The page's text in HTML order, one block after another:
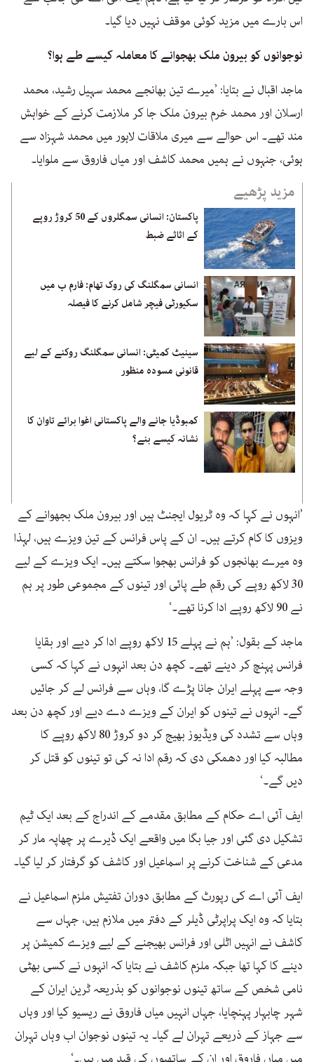
اس بارے میں مزید کوئی موقف نہیں دیا گیا۔
نوجوانوں کو بیرون ملک بھجوانے کا معاملہ کیسے طے ہوا؟
ماجد اقبال نے بتایا: ’میرے تین بھانجے محمد سہیل رشید، محمد
ارسلان اور محمد خرم بیرون ملک جا کر ملازمت کرنے کے خواہش
مند تھے۔ اس حوالے سے میری ملاقات لاہور میں محمد شہزاد سے
ہوئی، جنہوں نے ہمیں محمد کاشف اور میاں فاروق سے ملوایا۔
مزید پڑھیے
پاکستان: انسانی سمگلروں کے 50 کروڑ روپے
کے اثاثے ضبط
انسانی سمگلنگ کی روک تھام: فارم ب میں
سکیورٹی فیچر شامل کرنے کا فیصلہ
سینیٹ کمیٹی: انسانی سمگلنگ روکنے کے لیے
قانونی مسودہ منظور
کمبوڈیا جانے والے پاکستانی اغوا برائے تاوان کا
نشانہ کیسے بنے؟
’انہوں نے کہا کہ وہ ٹریول ایجنٹ ہیں اور بیرون ملک بجھوانے کے
ویزوں کا کام کرتے ہیں۔ ان کے پاس فرانس کے تین ویزے ہیں، لہذا
وہ میرے بھانجوں کو فرانس بھجوا سکتے ہیں۔ ایک ویزے کے لیے
30 لاکھ روپے کی رقم طے پائی اور تینوں کے مجموعی طور پر ہم
نے 90 لاکھ روپے ادا کرنا تھے۔‘
ماجد کے بقول: ’ہم نے پہلے 15 لاکھ روپے ادا کر دیے اور بقایا
فرانس پہنچ کر دینے تھے۔ کچھ دن بعد انہوں نے کہا کہ کسی
وجہ سے پہلے ایران جانا پڑے گا، وہاں سے فرانس لے کر جائیں
گے۔ انہوں نے تینوں کو ایران کے ویزے دے دیے اور کچھ دن بعد
وہاں سے تشدد کی ویڈیوز بھیج کر دو کروڑ 80 لاکھ روپے کا
مطالبہ کیا اور دھمکی دی کہ رقم ادا نہ کی تو تینوں کو قتل کر
دیں گے۔‘
ایف آئی اے حکام کے مطابق مقدمے کے اندراج کے بعد ایک ٹیم
تشکیل دی گئی اور جیا بگا میں واقعے ایک ڈیرے پر چھاپہ مار کر
مدعی کے شناخت کرنے پر اسماعیل اور کاشف کو گرفتار کر لیا گیا۔
ایف آئی اے کی رپورٹ کے مطابق دوران تفتیش ملزم اسماعیل نے
بتایا کہ وہ ایک پراپرٹی ڈیلر کے دفتر میں ملازم ہیں، جہاں سے
کاشف نے انہیں اٹلی اور فرانس بھیجنے کے لیے ویزے کمیشن پر
دینے کا کہا تھا جبکہ ملزم کاشف نے بتایا کہ انہوں نے کسی بھٹی
نامی شخص کے ساتھ تینوں نوجوانوں کو بذریعہ ٹرین ایران کے
شہر چابہار پہنچایا، جہاں انہیں میاں فاروق نے ریسیو کیا اور وہاں
سے جہاز کے ذریعے تہران لے گیا۔ یہ تینوں نوجوان اب وہاں تہران
میں میاں فاروق اور ان کے ساتھیوں کی قید میں ہیں۔‘